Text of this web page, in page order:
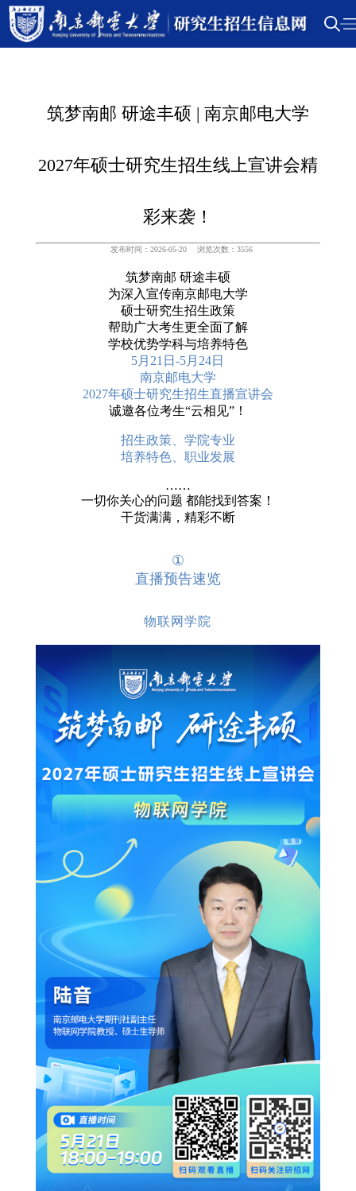
筑梦南邮 研途丰硕 | 南京邮电大学
2027年硕士研究生招生线上宣讲会精
彩来袭！
发布时间：2026-05-20 浏览次数：3556
筑梦南邮 研途丰硕
为深入宣传南京邮电大学
硕士研究生招生政策
帮助广大考生更全面了解
学校优势学科与培养特色
5月21日-5月24日
南京邮电大学
2027年硕士研究生招生直播宣讲会
诚邀各位考生“云相见”！
招生政策、学院专业
培养特色、职业发展
……
一切你关心的问题 都能找到答案！
干货满满，精彩不断
①
直播预告速览
物联网学院